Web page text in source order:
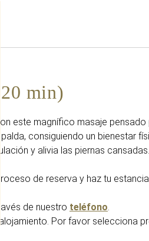
min)
este magnífico masaje pensado
consiguiendo un bienestar
y alivia las piernas cansadas.
de reserva y haz tu
de nuestro teléfono.
Por favor selecciona